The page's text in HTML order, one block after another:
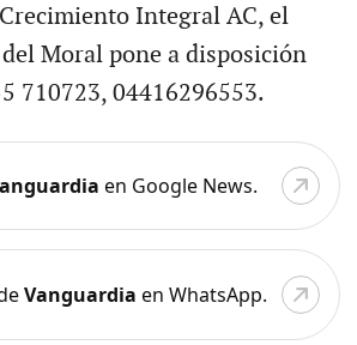
Integral AC, el
Moral pone a disposición
710723, 04416296553.
en Google News.
Vanguardia en WhatsApp.